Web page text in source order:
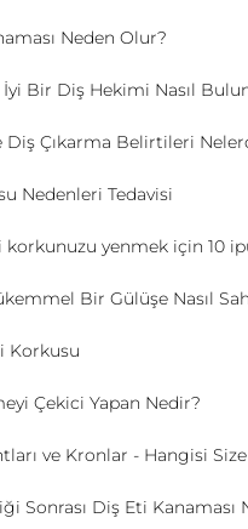
Neden Olur?
Bir Diş Hekimi Nasıl
Diş Çıkarma Belirtileri
Nedenleri Tedavisi
korkunuzu yenmek için 10
Bir Gülüşe Nasıl
Korkusu
Çekici Yapan Nedir?
ve Kronlar - Hangisi
Sonrası Diş Eti Kanaması